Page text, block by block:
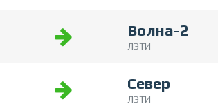
Волна-2
ЛЭТИ
Север
ЛЭТИ